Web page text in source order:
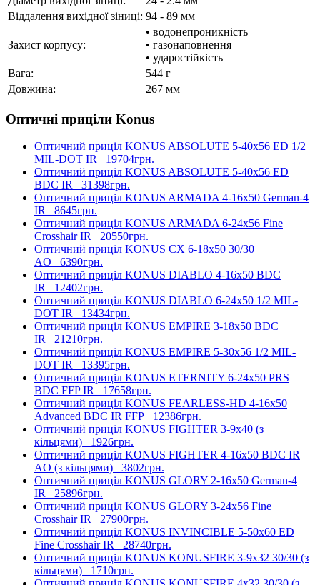
Віддалення вихідної зіниці: 94 - 89 мм
Захист корпусу:
• водонепроникність
• газонаповнення
• ударостійкість
Вага:
544 г
Довжина:
267 мм
Оптичні приціли Konus
Оптичний приціл KONUS ABSOLUTE 5-40x56 ED 1/2
MIL-DOT IR 19704грн.
Оптичний приціл KONUS ABSOLUTE 5-40x56 ED
BDC IR 31398грн.
Оптичний приціл KONUS ARMADA 4-16x50 German-4
IR 8645грн.
Оптичний приціл KONUS ARMADA 6-24x56 Fine
Crosshair IR 20550грн.
Оптичний приціл KONUS CX 6-18x50 30/30
AO 6390грн.
Оптичний приціл KONUS DIABLO 4-16x50 BDC
IR 12402грн.
Оптичний приціл KONUS DIABLO 6-24x50 1/2 MIL-
DOT IR 13434грн.
Оптичний приціл KONUS EMPIRE 3-18x50 BDC
IR 21210грн.
Оптичний приціл KONUS EMPIRE 5-30x56 1/2 MIL-
DOT IR 13395грн.
Оптичний приціл KONUS ETERNITY 6-24x50 PRS
BDC FFP IR 17658грн.
Оптичний приціл KONUS FEARLESS-HD 4-16x50
Advanced BDC IR FFP 12386грн.
Оптичний приціл KONUS FIGHTER 3-9x40 (з
кільцями) 1926грн.
Оптичний приціл KONUS FIGHTER 4-16x50 BDC IR
AO (з кільцями) 3802грн.
Оптичний приціл KONUS GLORY 2-16x50 German-4
IR 25896грн.
Оптичний приціл KONUS GLORY 3-24x56 Fine
Crosshair IR 27900грн.
Оптичний приціл KONUS INVINCIBLE 5-50x60 ED
Fine Crosshair IR 28740грн.
Оптичний приціл KONUS KONUSFIRE 3-9x32 30/30 (з
кільцями) 1710грн.